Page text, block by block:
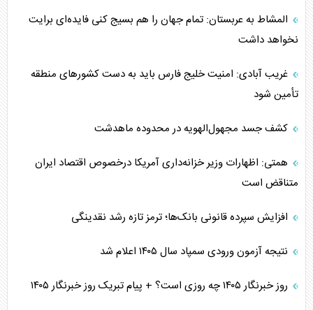
المشاط به عربستان: تمام جهان را هم بسیج کنی فایده‌ای برایت
نخواهد داشت
غریب آبادی: امنیت خلیج فارس باید به دست کشورهای منطقه
تأمین شود
کشف جسد مجهول‌الهویه در محدوده ماهدشت
همتی: اظهارات وزیر خزانه‌داری آمریکا درخصوص اقتصاد ایران
متناقض است
افزایش سپرده قانونی بانک‌ها؛ ترمز تازه رشد نقدینگی
نتیجه آزمون ورودی سمپاد سال ۱۴۰۵ اعلام شد
روز خبرنگار ۱۴۰۵ چه روزی است؟ + پیام تبریک روز خبرنگار ۱۴۰۵